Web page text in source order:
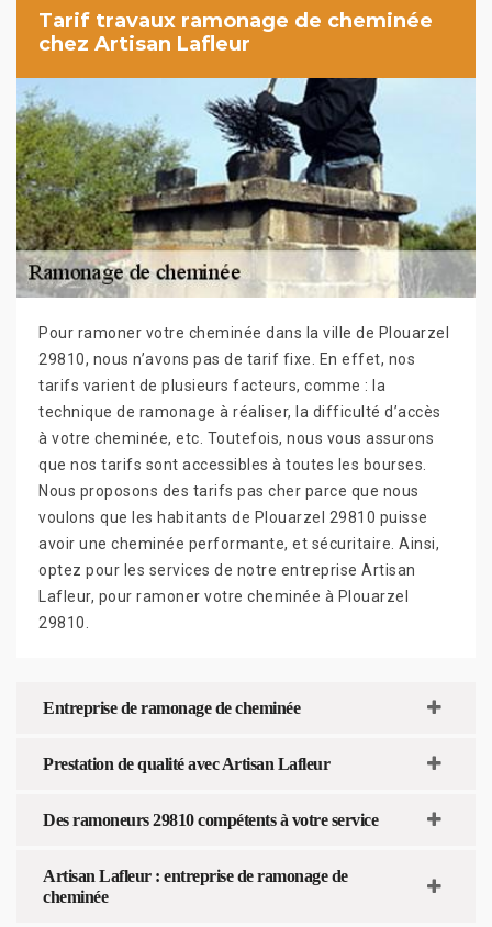
Tarif travaux ramonage de cheminée
chez Artisan Lafleur
Pour ramoner votre cheminée dans la ville de Plouarzel
29810, nous n’avons pas de tarif fixe. En effet, nos
tarifs varient de plusieurs facteurs, comme : la
technique de ramonage à réaliser, la difficulté d’accès
à votre cheminée, etc. Toutefois, nous vous assurons
que nos tarifs sont accessibles à toutes les bourses.
Nous proposons des tarifs pas cher parce que nous
voulons que les habitants de Plouarzel 29810 puisse
avoir une cheminée performante, et sécuritaire. Ainsi,
optez pour les services de notre entreprise Artisan
Lafleur, pour ramoner votre cheminée à Plouarzel
29810.
Entreprise de ramonage de cheminée
Prestation de qualité avec Artisan Lafleur
Des ramoneurs 29810 compétents à votre service
Artisan Lafleur : entreprise de ramonage de
cheminée